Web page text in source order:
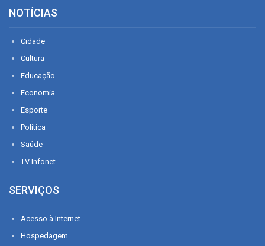
NOTÍCIAS
Cidade
Cultura
Educação
Economia
Esporte
Política
Saúde
TV Infonet
SERVIÇOS
Acesso à Internet
Hospedagem